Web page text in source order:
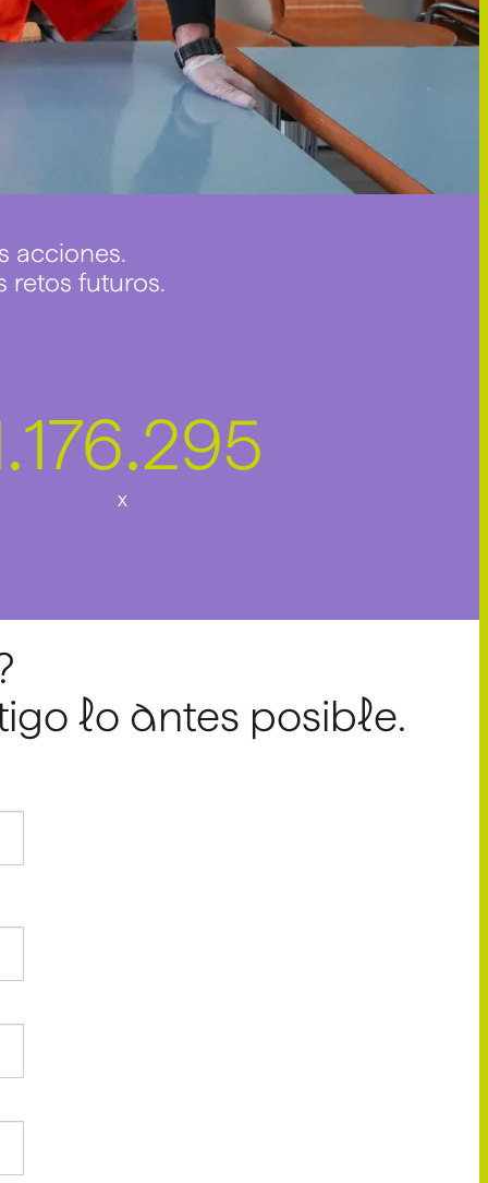
acciones.
retos futuros.
.176.295
x
lo antes posible.